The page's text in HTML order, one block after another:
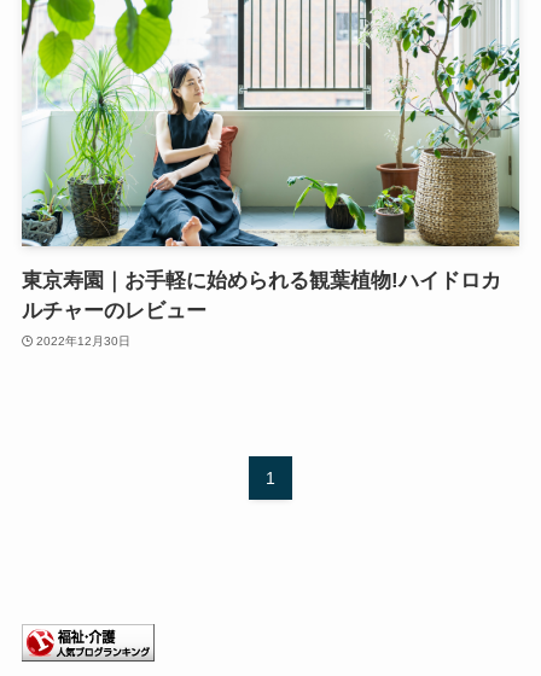
東京寿園｜お手軽に始められる観葉植物!ハイドロカ
ルチャーのレビュー
2022年12月30日
1